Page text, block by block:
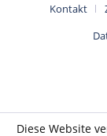
Kontakt
Diese Website